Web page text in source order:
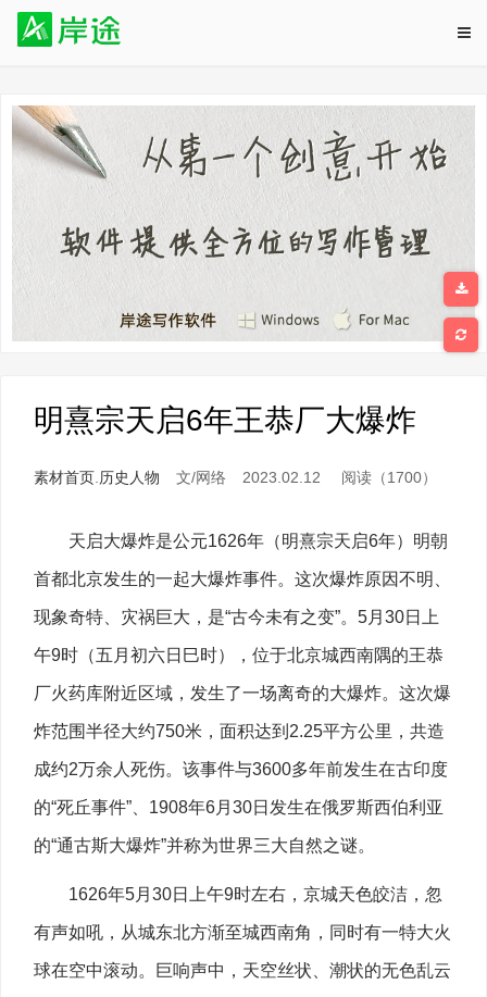
明熹宗天启6年王恭厂大爆炸
素材首页 历史人物 文/网络 2023.02.12 阅读（1700）
天启大爆炸是公元1626年（明熹宗天启6年）明朝
首都北京发生的一起大爆炸事件。这次爆炸原因不明、
现象奇特、灾祸巨大，是“古今未有之变”。5月30日上
午9时（五月初六日巳时），位于北京城西南隅的王恭
厂火药库附近区域，发生了一场离奇的大爆炸。这次爆
炸范围半径大约750米，面积达到2.25平方公里，共造
成约2万余人死伤。该事件与3600多年前发生在古印度
的“死丘事件”、1908年6月30日发生在俄罗斯西伯利亚
的“通古斯大爆炸”并称为世界三大自然之谜。
1626年5月30日上午9时左右，京城天色皎洁，忽
有声如吼，从城东北方渐至城西南角，同时有一特大火
球在空中滚动。巨响声中，天空丝状、潮状的无色乱云